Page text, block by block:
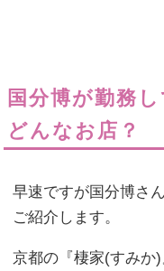
国分博が勤務
どんなお店？
早速ですが国分博さ
ご紹介します。
京都の『棲家(すみか)